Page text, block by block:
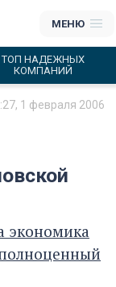
МЕНЮ
ТОП НАДЕЖНЫХ
КОМПАНИЙ
1 февраля 2006
экономика